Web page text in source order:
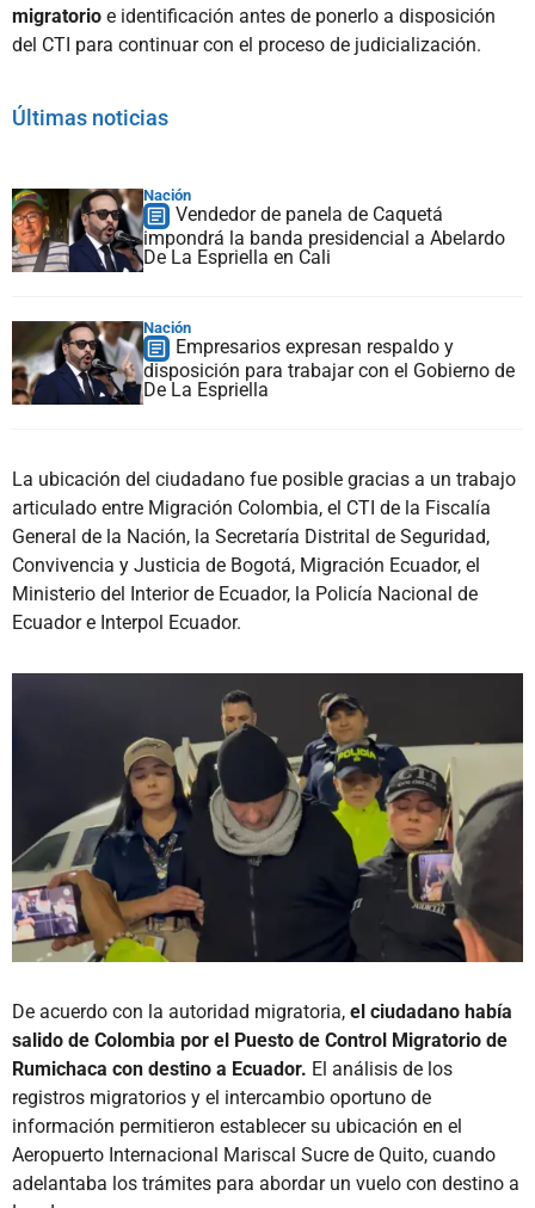
migratorio e identificación antes de ponerlo a disposición
del CTI para continuar con el proceso de judicialización.
Últimas noticias
Nación
Vendedor de panela de Caquetá
impondrá la banda presidencial a Abelardo
De La Espriella en Cali
Nación
Empresarios expresan respaldo y
disposición para trabajar con el Gobierno de
De La Espriella
La ubicación del ciudadano fue posible gracias a un trabajo
articulado entre Migración Colombia, el CTI de la Fiscalía
General de la Nación, la Secretaría Distrital de Seguridad,
Convivencia y Justicia de Bogotá, Migración Ecuador, el
Ministerio del Interior de Ecuador, la Policía Nacional de
Ecuador e Interpol Ecuador.
De acuerdo con la autoridad migratoria, el ciudadano había
salido de Colombia por el Puesto de Control Migratorio de
Rumichaca con destino a Ecuador. El análisis de los
registros migratorios y el intercambio oportuno de
información permitieron establecer su ubicación en el
Aeropuerto Internacional Mariscal Sucre de Quito, cuando
adelantaba los trámites para abordar un vuelo con destino a